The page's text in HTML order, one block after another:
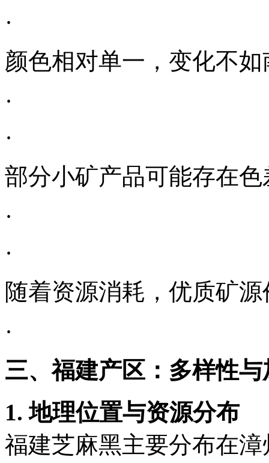
·
颜色相对单一，变化不
·
·
部分小矿产品可能存在
·
·
随着资源消耗，优质矿
·
三、福建产区：多样性
1. 地理位置与资源分布
福建芝麻黑主要分布在